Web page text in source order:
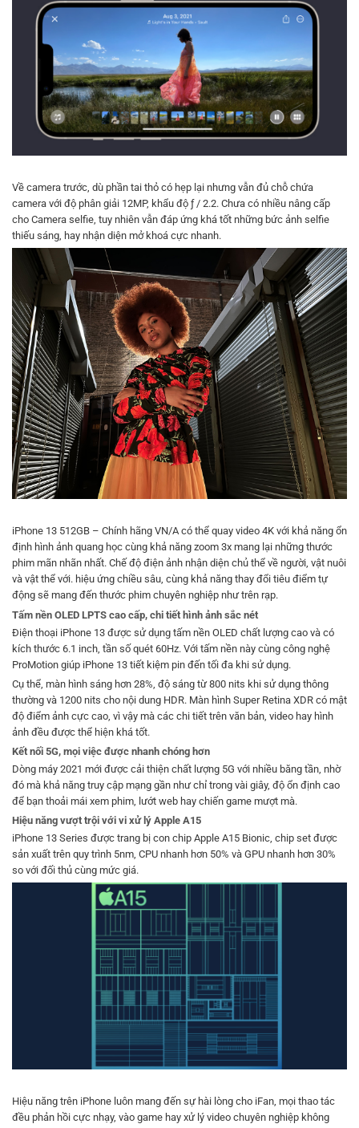
Về camera trước, dù phần tai thỏ có hẹp lại nhưng vẫn đủ chỗ chứa
camera với độ phân giải 12MP, khẩu độ ƒ / 2.2. Chưa có nhiều nâng cấp
cho Camera selfie, tuy nhiên vẫn đáp ứng khá tốt những bức ảnh selfie
thiếu sáng, hay nhận diện mở khoá cực nhanh.
iPhone 13 512GB – Chính hãng VN/A có thể quay video 4K với khả năng ổn
định hình ảnh quang học cùng khả năng zoom 3x mang lại những thước
phim mãn nhãn nhất. Chế độ điện ảnh nhận diện chủ thể về người, vật nuôi
và vật thể với. hiệu ứng chiều sâu, cùng khả năng thay đổi tiêu điểm tự
động sẽ mang đến thước phim chuyên nghiệp như trên rạp.
Tấm nền OLED LPTS cao cấp, chi tiết hình ảnh sắc nét
Điện thoại iPhone 13 được sử dụng tấm nền OLED chất lượng cao và có
kích thước 6.1 inch, tần số quét 60Hz. Với tấm nền này cùng công nghệ
ProMotion giúp iPhone 13 tiết kiệm pin đến tối đa khi sử dụng.
Cụ thể, màn hình sáng hơn 28%, độ sáng từ 800 nits khi sử dụng thông
thường và 1200 nits cho nội dung HDR. Màn hình Super Retina XDR có mật
độ điểm ảnh cực cao, vì vậy mà các chi tiết trên văn bản, video hay hình
ảnh đều được thể hiện khá tốt.
Kết nối 5G, mọi việc được nhanh chóng hơn
Dòng máy 2021 mới được cải thiện chất lượng 5G với nhiều băng tần, nhờ
đó mà khả năng truy cập mạng gần như chỉ trong vài giây, độ ổn định cao
để bạn thoải mái xem phim, lướt web hay chiến game mượt mà.
Hiệu năng vượt trội với vi xử lý Apple A15
iPhone 13 Series được trang bị con chip Apple A15 Bionic, chip set được
sản xuất trên quy trình 5nm, CPU nhanh hơn 50% và GPU nhanh hơn 30%
so với đối thủ cùng mức giá.
Hiệu năng trên iPhone luôn mang đến sự hài lòng cho iFan, mọi thao tác
đều phản hồi cực nhạy, vào game hay xử lý video chuyên nghiệp không